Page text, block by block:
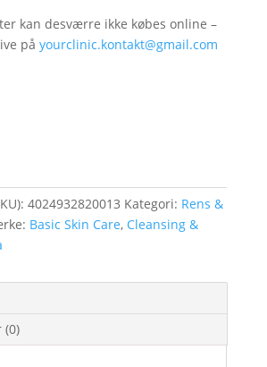
kan desværre ikke købes online –
på yourclinic.kontakt@gmail.com
4024932820013 Kategori: Rens &
Basic Skin Care, Cleansing &
(0)